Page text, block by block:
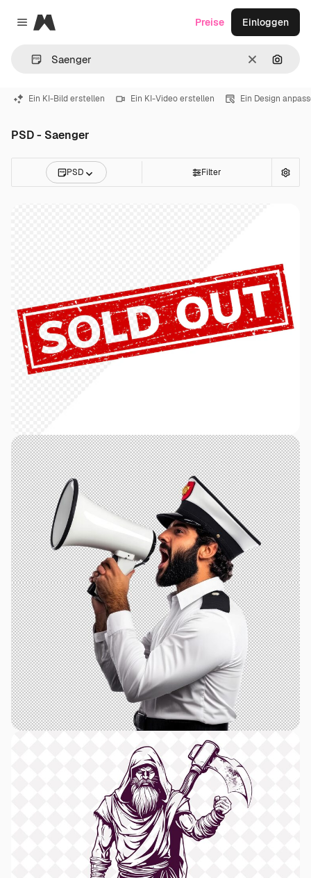
Close menu
Magnific
LöschenNach
Preise Einloggen
Ein KI-Bild erstellen Ein KI-Video erstellen Ein Design
PSD - Saenger
PSD Filter